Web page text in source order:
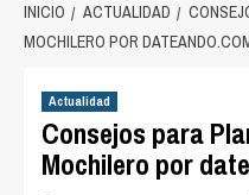
INICIO ACTUALIDAD
MOCHILERO POR
Actualidad
Consejos para
Mochilero por